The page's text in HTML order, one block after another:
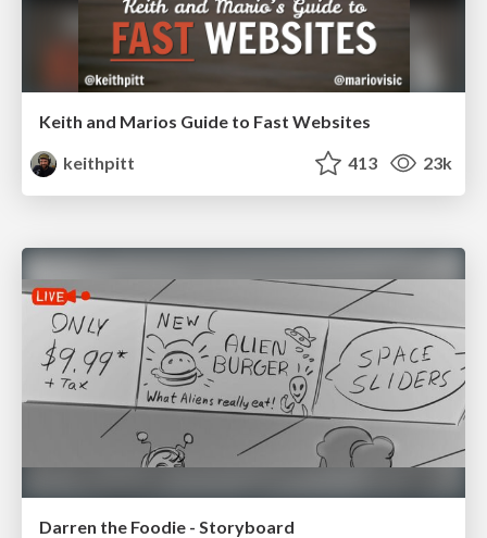
Keith and Marios Guide to Fast Websites
keithpitt
413 23k
Darren the Foodie - Storyboard